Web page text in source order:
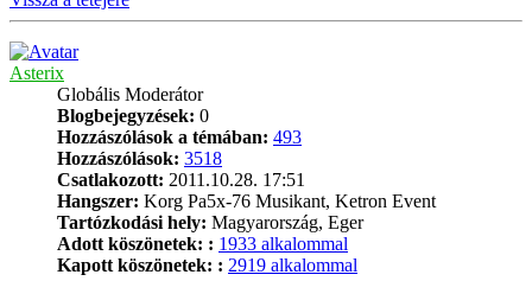
Asterix
Globális Moderátor
Blogbejegyzések: 0
Hozzászólások a témában: 493
Hozzászólások: 3518
Csatlakozott: 2011.10.28. 17:51
Hangszer: Korg Pa5x-76 Musikant, Ketron Event
Tartózkodási hely: Magyarország, Eger
Adott köszönetek: : 1933 alkalommal
Kapott köszönetek: : 2919 alkalommal